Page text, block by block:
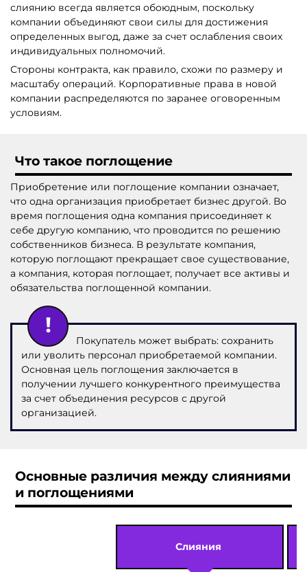
слиянию всегда является обоюдным, поскольку
компании объединяют свои силы для достижения
определенных выгод, даже за счет ослабления своих
индивидуальных полномочий.
Стороны контракта, как правило, схожи по размеру и
масштабу операций. Корпоративные права в новой
компании распределяются по заранее оговоренным
условиям.
Что такое поглощение
Приобретение или поглощение компании означает,
что одна организация приобретает бизнес другой. Во
время поглощения одна компания присоединяет к
себе другую компанию, что проводится по решению
собственников бизнеса. В результате компания,
которую поглощают прекращает свое существование,
а компания, которая поглощает, получает все активы и
обязательства поглощенной компании.
Покупатель может выбрать: сохранить
или уволить персонал приобретаемой компании.
Основная цель поглощения заключается в
получении лучшего конкурентного преимущества
за счет объединения ресурсов с другой
организацией.
Основные различия между слияниями
и поглощениями
Слияния